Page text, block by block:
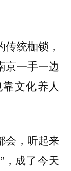
统枷锁，
京一手一边
文化养人
会，听起来
，成了今天